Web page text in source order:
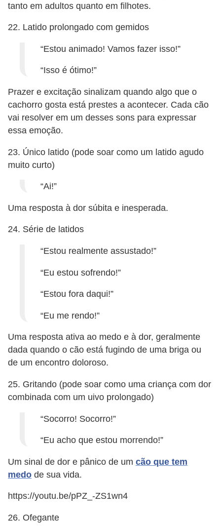
tanto em adultos quanto em filhotes.
22. Latido prolongado com gemidos
“Estou animado! Vamos fazer isso!”
“Isso é ótimo!”
Prazer e excitação sinalizam quando algo que o
cachorro gosta está prestes a acontecer. Cada cão
vai resolver em um desses sons para expressar
essa emoção.
23. Único latido (pode soar como um latido agudo
muito curto)
“Ai!”
Uma resposta à dor súbita e inesperada.
24. Série de latidos
“Estou realmente assustado!”
“Eu estou sofrendo!”
“Estou fora daqui!”
“Eu me rendo!”
Uma resposta ativa ao medo e à dor, geralmente
dada quando o cão está fugindo de uma briga ou
de um encontro doloroso.
25. Gritando (pode soar como uma criança com dor
combinada com um uivo prolongado)
“Socorro! Socorro!”
“Eu acho que estou morrendo!”
Um sinal de dor e pânico de um cão que tem
medo de sua vida.
https://youtu.be/pPZ_-ZS1wn4
26. Ofegante